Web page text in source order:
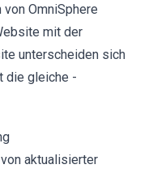
OmniSphere
mit der
unterscheiden sich
die gleiche -
aktualisierter